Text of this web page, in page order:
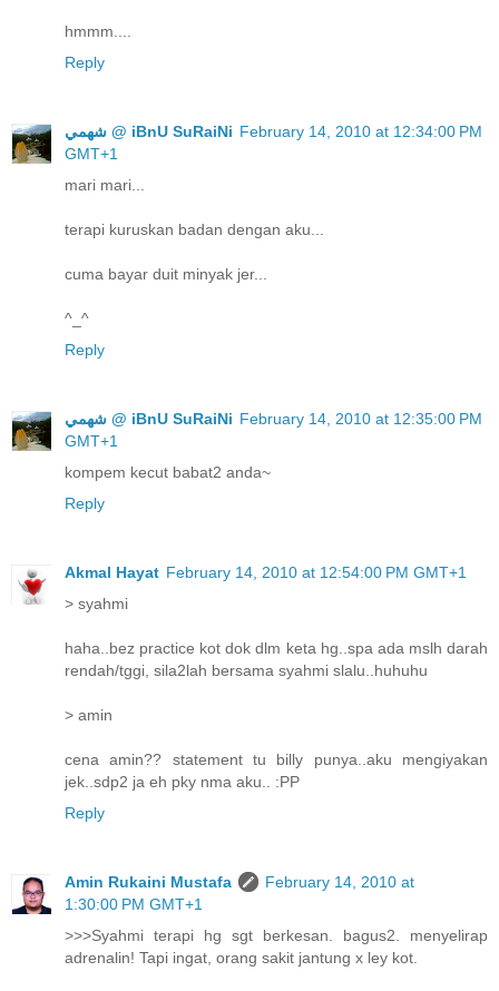
hmmm....
Reply
ﺷﻬﻤﻲ @ iBnU SuRaiNi February 14, 2010 at 12:34:00 PM
GMT+1
mari mari...
terapi kuruskan badan dengan aku...
cuma bayar duit minyak jer...
^_^
Reply
ﺷﻬﻤﻲ @ iBnU SuRaiNi February 14, 2010 at 12:35:00 PM
GMT+1
kompem kecut babat2 anda~
Reply
Akmal Hayat February 14, 2010 at 12:54:00 PM GMT+1
> syahmi
haha..bez practice kot dok dlm keta hg..spa ada mslh darah
rendah/tggi, sila2lah bersama syahmi slalu..huhuhu
> amin
cena amin?? statement tu billy punya..aku mengiyakan
jek..sdp2 ja eh pky nma aku.. :PP
Reply
Amin Rukaini Mustafa
February 14, 2010 at
1:30:00 PM GMT+1
>>>Syahmi terapi hg sgt berkesan. bagus2. menyelirap
adrenalin! Tapi ingat, orang sakit jantung x ley kot.